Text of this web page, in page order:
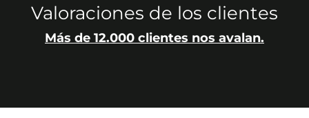
Valoraciones de los clientes
Más de 12.000 clientes nos avalan.